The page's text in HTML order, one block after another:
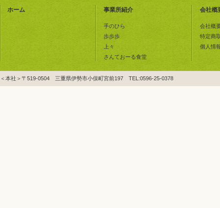
ホーム 事業所紹介
手のひら
歩歩歩
上々
さんておーる食堂
会社概
会社概
特定商
個人情
＜本社＞〒519-0504 三重県伊勢市小俣町宮前197 TEL:0596-25-0378